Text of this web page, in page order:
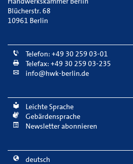
Blücherstr. 68
10961 Berlin
Telefon: +49 30 259 03-01
Telefax: +49 30 259 03-235
info@hwk-berlin.de
Leichte Sprache
Gebärdensprache
Newsletter abonnieren
deutsch